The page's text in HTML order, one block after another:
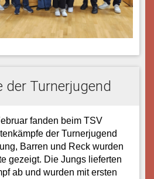
der Turnerjugend
fanden beim TSV
der Turnerjugend
Barren und Reck wurden
gezeigt. Die Jungs lieferten
ab und wurden mit ersten